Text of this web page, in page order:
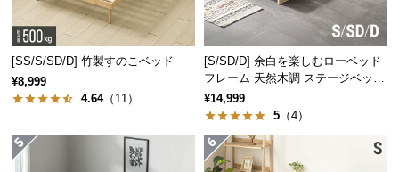
セ
ル
に
つ
い
[SS/S/SD/D] 竹製すのこベッド
¥8,999
4.64（11）
[S/SD/D] 余白を楽しむローベッド
フレーム 天然木調 ステージベッド
ロボット掃除機対応
¥14,999
5 （4）